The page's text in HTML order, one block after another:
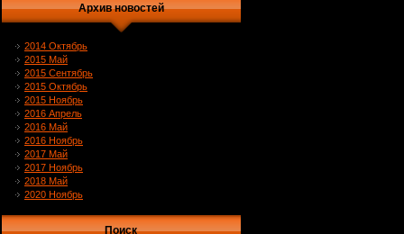
Архив новостей
2014 Октябрь
2015 Май
2015 Сентябрь
2015 Октябрь
2015 Ноябрь
2016 Апрель
2016 Май
2016 Ноябрь
2017 Май
2017 Ноябрь
2018 Май
2020 Ноябрь
Поиск